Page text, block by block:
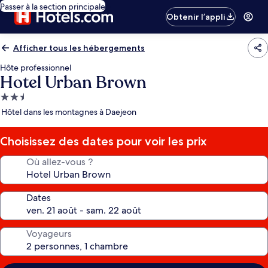
Passer à la section principale
Obtenir l’appli
Afficher tous les hébergements
Hôte professionnel
Hotel Urban Brown
Hébergement
2.5 étoiles
Hôtel dans les montagnes à Daejeon
Choisissez des dates pour voir les prix
Où allez-vous ?
Dates
Voyageurs